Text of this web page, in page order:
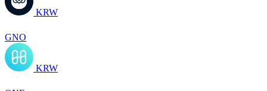
KRW
GNO
KRW